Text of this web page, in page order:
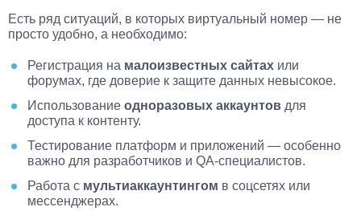
Есть ряд ситуаций, в которых виртуальный номер — не
просто удобно, а необходимо:
Регистрация на малоизвестных сайтах или
форумах, где доверие к защите данных невысокое.
Использование одноразовых аккаунтов для
доступа к контенту.
Тестирование платформ и приложений — особенно
важно для разработчиков и QA-специалистов.
Работа с мультиаккаунтингом в соцсетях или
мессенджерах.